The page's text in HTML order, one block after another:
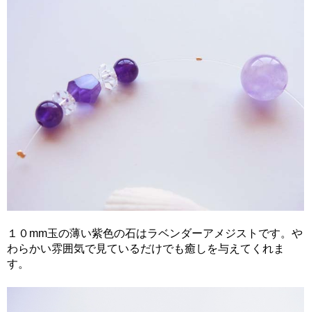
１０mm玉の薄い紫色の石はラベンダーアメジストです。や
わらかい雰囲気で見ているだけでも癒しを与えてくれま
す。